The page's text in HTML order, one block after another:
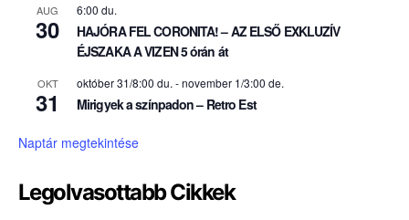
AUG
30
6:00 du.
HAJÓRA FEL CORONITA! – AZ ELSŐ EXKLUZÍV
ÉJSZAKA A VIZEN 5 órán át
OKT
31
október 31/8:00 du. -november 1/3:00 de.
Mirigyek a színpadon – Retro Est
Naptár megtekintése
Legolvasottabb Cikkek